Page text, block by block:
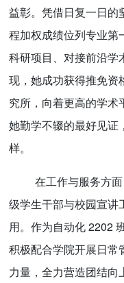
益彰。凭借日复一日的
程加权成绩位列专业第
科研项目、对接前沿学
现，她成功获得推免资
究所，向着更高的学术
她勤学不辍的最好见证
样。
在工作与服务方
级学生干部与校园宣讲
用。作为自动化 2202
积极配合学院开展日常
力量，全力营造团结